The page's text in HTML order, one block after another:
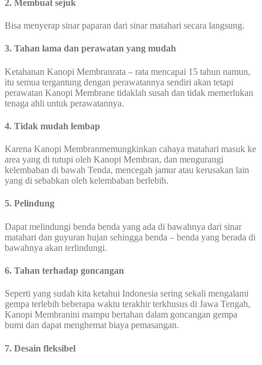
2. Membuat sejuk
Bisa menyerap sinar paparan dari sinar matahari secara langsung.
3. Tahan lama dan perawatan yang mudah
Ketahanan Kanopi Membranrata – rata mencapai 15 tahun namun,
itu semua tergantung dengan perawatannya sendiri akan tetapi
perawatan Kanopi Membrane tidaklah susah dan tidak memerlukan
tenaga ahli untuk perawatannya.
4. Tidak mudah lembap
Karena Kanopi Membranmemungkinkan cahaya matahari masuk ke
area yang di tutupi oleh Kanopi Membran, dan mengurangi
kelembaban di bawah Tenda, mencegah jamur atau kerusakan lain
yang di sebabkan oleh kelembaban berlebih.
5. Pelindung
Dapat melindungi benda benda yang ada di bawahnya dari sinar
matahari dan guyuran hujan sehingga benda – benda yang berada di
bawahnya akan terlindungi.
6. Tahan terhadap goncangan
Seperti yang sudah kita ketahui Indonesia sering sekali mengalami
gempa terlebih beberapa waktu terakhir terkhusus di Jawa Tengah,
Kanopi Membranini mampu bertahan dalam goncangan gempa
bumi dan dapat menghemat biaya pemasangan.
7. Desain fleksibel